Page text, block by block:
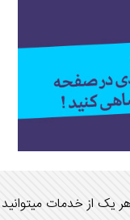
یک از خدمات میتوانید